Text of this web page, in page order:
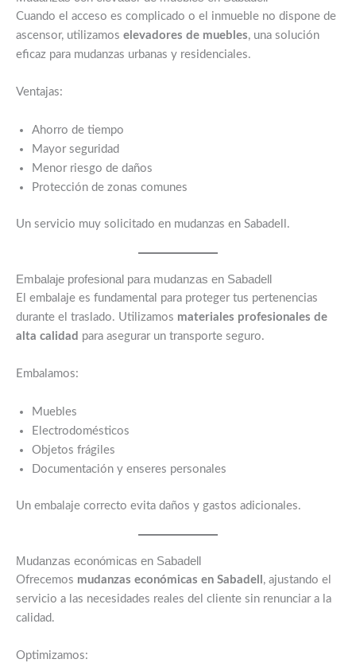
Cuando el acceso es complicado o el inmueble no dispone de
ascensor, utilizamos elevadores de muebles, una solución
eficaz para mudanzas urbanas y residenciales.
Ventajas:
Ahorro de tiempo
Mayor seguridad
Menor riesgo de daños
Protección de zonas comunes
Un servicio muy solicitado en mudanzas en Sabadell.
Embalaje profesional para mudanzas en Sabadell
El embalaje es fundamental para proteger tus pertenencias
durante el traslado. Utilizamos materiales profesionales de
alta calidad para asegurar un transporte seguro.
Embalamos:
Muebles
Electrodomésticos
Objetos frágiles
Documentación y enseres personales
Un embalaje correcto evita daños y gastos adicionales.
Mudanzas económicas en Sabadell
Ofrecemos mudanzas económicas en Sabadell , ajustando el
servicio a las necesidades reales del cliente sin renunciar a la
calidad.
Optimizamos: